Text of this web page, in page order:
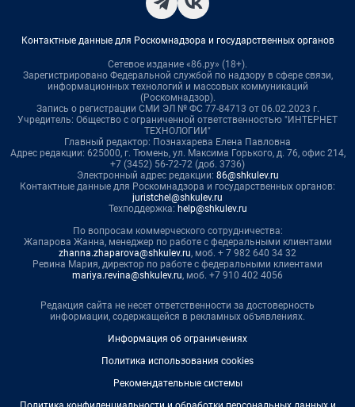
Контактные данные для Роскомнадзора и государственных органов
Сетевое издание «86.ру» (18+).
Зарегистрировано Федеральной службой по надзору в сфере связи,
информационных технологий и массовых коммуникаций
(Роскомнадзор).
Запись о регистрации СМИ ЭЛ № ФС 77-84713 от 06.02.2023 г.
Учредитель: Общество с ограниченной ответственностью "ИНТЕРНЕТ
ТЕХНОЛОГИИ"
Главный редактор: Познахарева Елена Павловна
Адрес редакции: 625000, г. Тюмень, ул. Максима Горького, д. 76, офис 214,
+7 (3452) 56-72-72 (доб. 3736)
Электронный адрес редакции: 86@shkulev.ru
Контактные данные для Роскомнадзора и государственных органов:
juristchel@shkulev.ru
Техподдержка: help@shkulev.ru
По вопросам коммерческого сотрудничества:
Жапарова Жанна, менеджер по работе с федеральными клиентами
zhanna.zhaparova@shkulev.ru, моб. + 7 982 640 34 32
Ревина Мария, директор по работе с федеральными клиентами
mariya.revina@shkulev.ru, моб. +7 910 402 4056
Редакция сайта не несет ответственности за достоверность
информации, содержащейся в рекламных объявлениях.
Информация об ограничениях
Политика использования cookies
Рекомендательные системы